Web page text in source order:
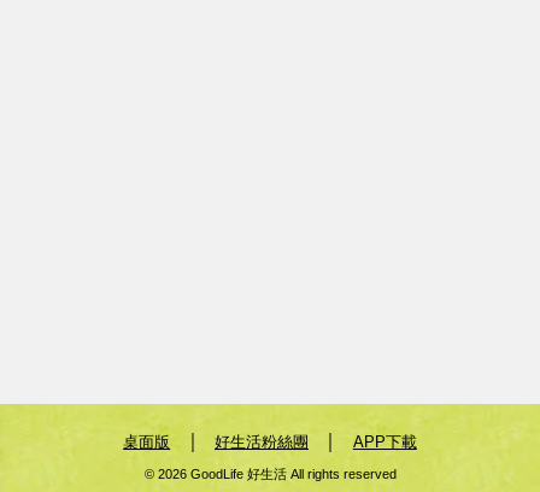
桌面版 好生活粉絲團 APP下載
© 2026 GoodLife 好生活 All rights reserved